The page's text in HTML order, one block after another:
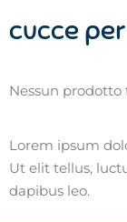
cucce
Nessun prodotto
Lorem ipsum
Ut elit tellus,
dapibus leo.